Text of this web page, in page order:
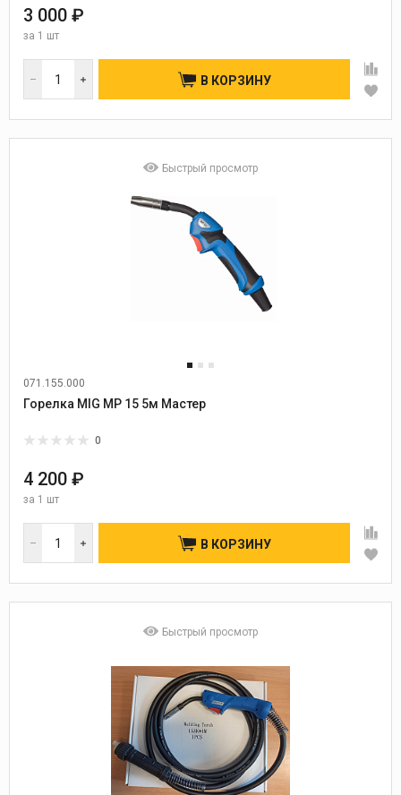
3 000 ₽
за 1 шт
В КОРЗИНУ
Быстрый просмотр
071.155.000
Горелка MIG MP 15 5м Мастер
0
4 200 ₽
за 1 шт
В КОРЗИНУ
Быстрый просмотр